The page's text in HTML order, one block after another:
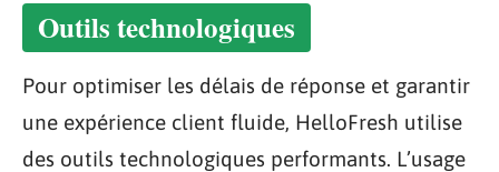
Outils technologiques
Pour optimiser les délais de réponse et garantir
une expérience client fluide, HelloFresh utilise
des outils technologiques performants. L’usage